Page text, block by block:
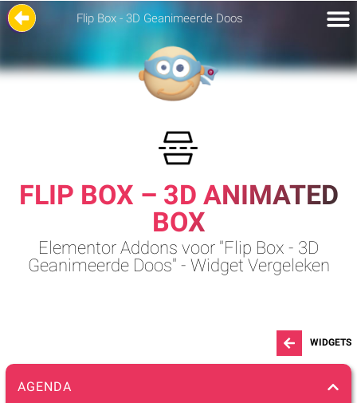
Flip Box - 3D Geanimeerde Doos
FLIP BOX – 3D ANIMATED
BOX
Elementor Addons voor "Flip Box - 3D
Geanimeerde Doos" - Widget Vergeleken
WIDGETS
AGENDA